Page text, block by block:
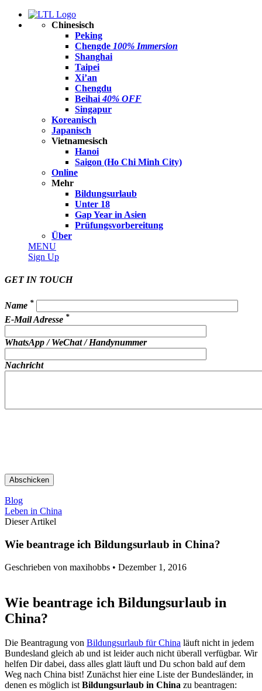
Chinesisch
Peking
Chengde 100% Immersion
Shanghai
Taipei
Xi’an
Chengdu
Beihai40% OFF
Singapur
Koreanisch
Japanisch
Vietnamesisch
Hanoi
Saigon (Ho Chi Minh City)
Online
Mehr
Bildungsurlaub
Unter 18
Gap Year in Asien
Prüfungsvorbereitung
Über
MENU
Sign Up
GET IN TOUCH
Name *
E-Mail Adresse *
WhatsApp / WeChat / Handynummer
Nachricht
Blog
Leben in China
Dieser Artikel
Wie beantrage ich Bildungsurlaub in China?
Geschrieben von maxihobbs • Dezember 1, 2016
Wie beantrage ich Bildungsurlaub in
China?
Die Beantragung von Bildungsurlaub für China läuft nicht in jedem
Bundesland gleich ab und ist leider auch nicht überall verfügbar. Wir
helfen Dir dabei, dass alles glatt läuft und Du schon bald auf dem
Weg nach China bist! Zunächst hier eine Liste der Bundesländer, in
denen es möglich istBildungsurlaub in China zu beantragen: